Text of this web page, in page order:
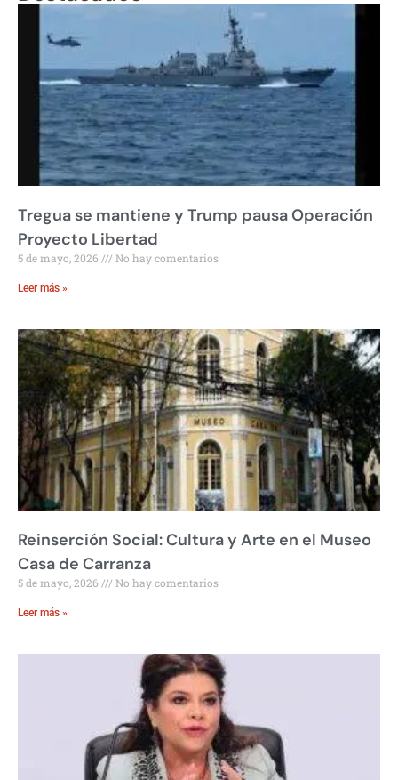
Tregua se mantiene y Trump pausa Operación
Proyecto Libertad
5 de mayo, 2026 No hay comentarios
Leer más »
Reinserción Social: Cultura y Arte en el Museo
Casa de Carranza
5 de mayo, 2026 No hay comentarios
Leer más »